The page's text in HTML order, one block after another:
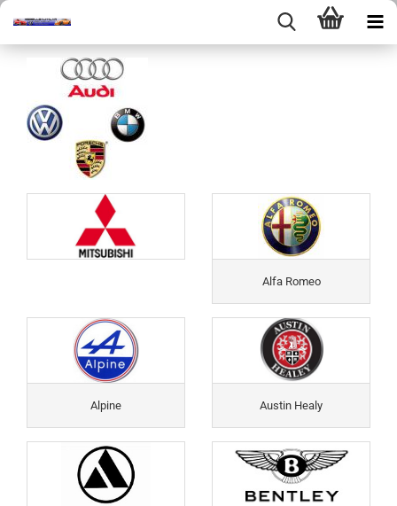
Alfa Romeo
Alpine Austin Healy